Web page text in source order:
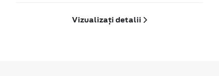
Vizualizați detalii